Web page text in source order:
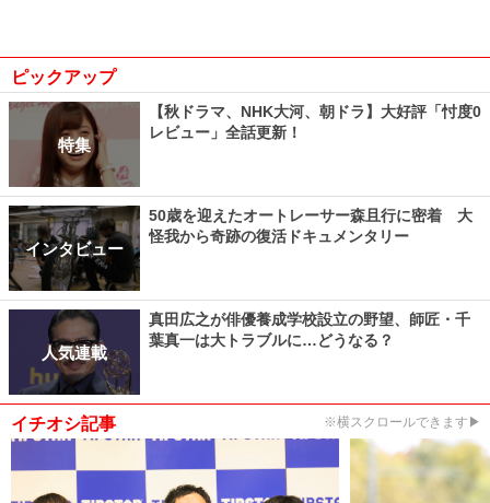
ピックアップ
特集
【秋ドラマ、NHK大河、朝ドラ】大好評「忖度0
レビュー」全話更新！
インタビュー
50歳を迎えたオートレーサー森且行に密着 大
怪我から奇跡の復活ドキュメンタリー
人気連載
真田広之が俳優養成学校設立の野望、師匠・千
葉真一は大トラブルに…どうなる？
イチオシ記事 ※横スクロールできます▶